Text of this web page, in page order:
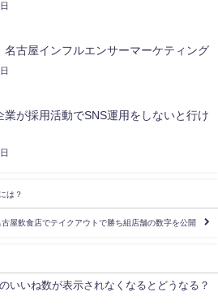
名古屋インフルエンサーマーケティング
業が採用活動でSNS運用をしないと行け
は？
古屋飲食店でテイクアウトで勝ち組店舗の数字を公開
いいね数が表示されなくなるとどうなる？